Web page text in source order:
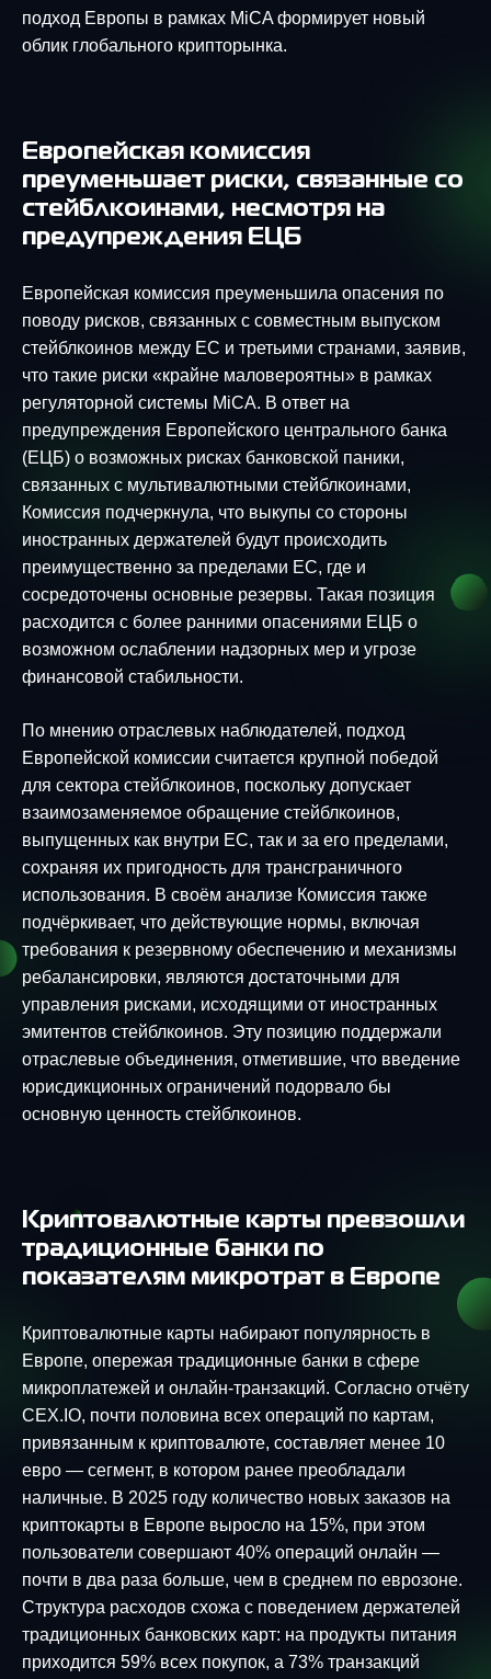
подход Европы в рамках MiCA формирует новый
облик глобального крипторынка.
Европейская комиссия
преуменьшает риски, связанные со
стейблкоинами, несмотря на
предупреждения ЕЦБ
Европейская комиссия преуменьшила опасения по
поводу рисков, связанных с совместным выпуском
стейблкоинов между ЕС и третьими странами, заявив,
что такие риски «крайне маловероятны» в рамках
регуляторной системы MiCA. В ответ на
предупреждения Европейского центрального банка
(ЕЦБ) о возможных рисках банковской паники,
связанных с мультивалютными стейблкоинами,
Комиссия подчеркнула, что выкупы со стороны
иностранных держателей будут происходить
преимущественно за пределами ЕС, где и
сосредоточены основные резервы. Такая позиция
расходится с более ранними опасениями ЕЦБ о
возможном ослаблении надзорных мер и угрозе
финансовой стабильности.
По мнению отраслевых наблюдателей, подход
Европейской комиссии считается крупной победой
для сектора стейблкоинов, поскольку допускает
взаимозаменяемое обращение стейблкоинов,
выпущенных как внутри ЕС, так и за его пределами,
сохраняя их пригодность для трансграничного
использования. В своём анализе Комиссия также
подчёркивает, что действующие нормы, включая
требования к резервному обеспечению и механизмы
ребалансировки, являются достаточными для
управления рисками, исходящими от иностранных
эмитентов стейблкоинов. Эту позицию поддержали
отраслевые объединения, отметившие, что введение
юрисдикционных ограничений подорвало бы
основную ценность стейблкоинов.
Криптовалютные карты превзошли
традиционные банки по
показателям микро­трат в Европе
Криптовалютные карты набирают популярность в
Европе, опережая традиционные банки в сфере
микроплатежей и онлайн-транзакций. Согласно отчёту
CEX.IO, почти половина всех операций по картам,
привязанным к криптовалюте, составляет менее 10
евро — сегмент, в котором ранее преобладали
наличные. В 2025 году количество новых заказов на
криптокарты в Европе выросло на 15%, при этом
пользователи совершают 40% операций онлайн —
почти в два раза больше, чем в среднем по еврозоне.
Структура расходов схожа с поведением держателей
традиционных банковских карт: на продукты питания
приходится 59% всех покупок, а 73% транзакций